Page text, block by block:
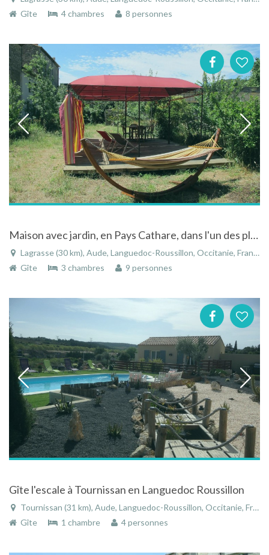
Gîte
4 chambres 8 personnes
Maison avec jardin, en Pays Cathare, dans l'un des plus Beaux Villages de France
Lagrasse (30 km), Aude, Languedoc-Roussillon, Occitanie, France
Gîte
3 chambres 9 personnes
Gîte l'escale à Tournissan en Languedoc Roussillon
Tournissan (31 km), Aude, Languedoc-Roussillon, Occitanie, France
Gîte
1 chambre 4 personnes